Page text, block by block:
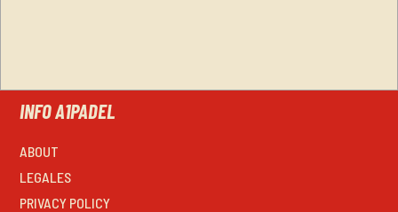
INFO A1PADEL
ABOUT
LEGALES
PRIVACY POLICY